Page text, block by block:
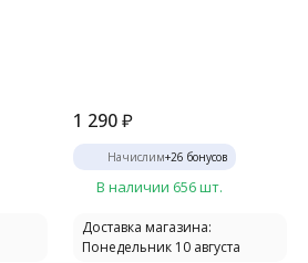
1 290 ₽
Начислим+26 бонусов
В наличии 656 шт.
Доставка магазина:
Понедельник 10 августа